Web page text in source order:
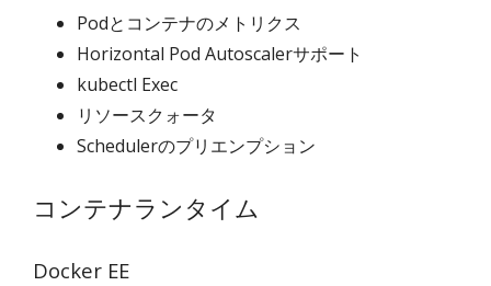
Podとコンテナのメトリクス
Horizontal Pod Autoscalerサポート
kubectl Exec
リソースクォータ
Schedulerのプリエンプション
コンテナランタイム
Docker EE